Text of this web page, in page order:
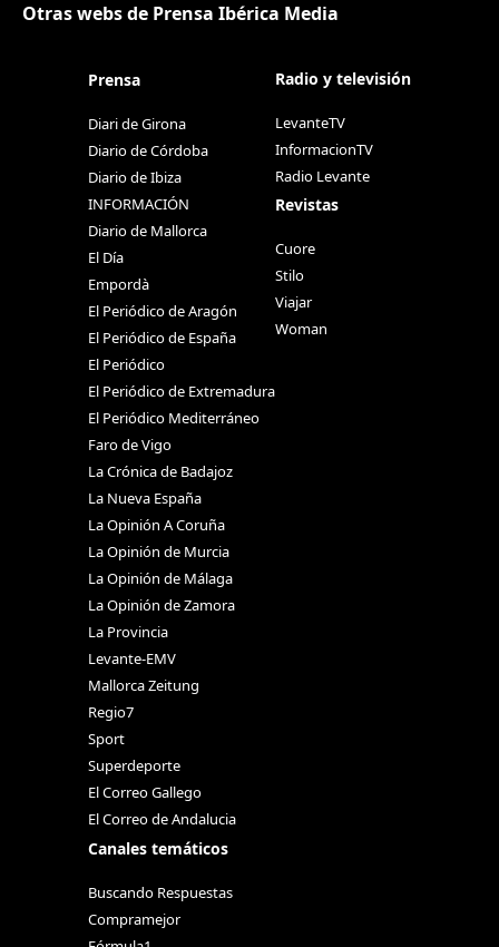
Otras webs de Prensa Ibérica Media
Prensa
Diari de Girona
Diario de Córdoba
Diario de Ibiza
INFORMACIÓN
Diario de Mallorca
El Día
Empordà
El Periódico de Aragón
El Periódico de España
El Periódico
El Periódico de Extremadura
El Periódico Mediterráneo
Faro de Vigo
La Crónica de Badajoz
La Nueva España
La Opinión A Coruña
La Opinión de Murcia
La Opinión de Málaga
La Opinión de Zamora
La Provincia
Levante-EMV
Mallorca Zeitung
Regio7
Sport
Superdeporte
El Correo Gallego
El Correo de Andalucia
Canales temáticos
Buscando Respuestas
Compramejor
Radio y televisión
LevanteTV
InformacionTV
Radio Levante
Revistas
Cuore
Stilo
Viajar
Woman